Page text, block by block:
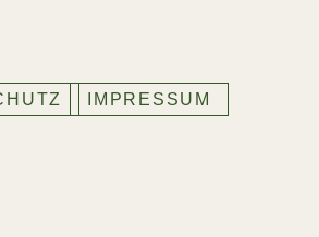
IMPRESSUM